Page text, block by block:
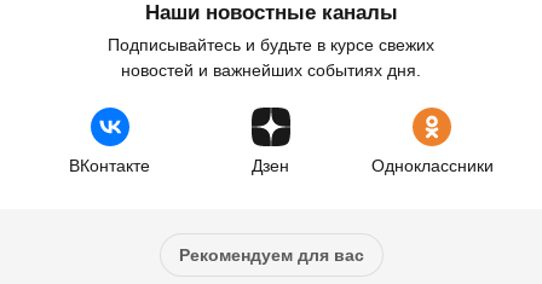
Наши новостные каналы
Подписывайтесь и будьте в курсе свежих
новостей и важнейших событиях дня.
ВКонтакте Дзен Одноклассники
Рекомендуем для вас